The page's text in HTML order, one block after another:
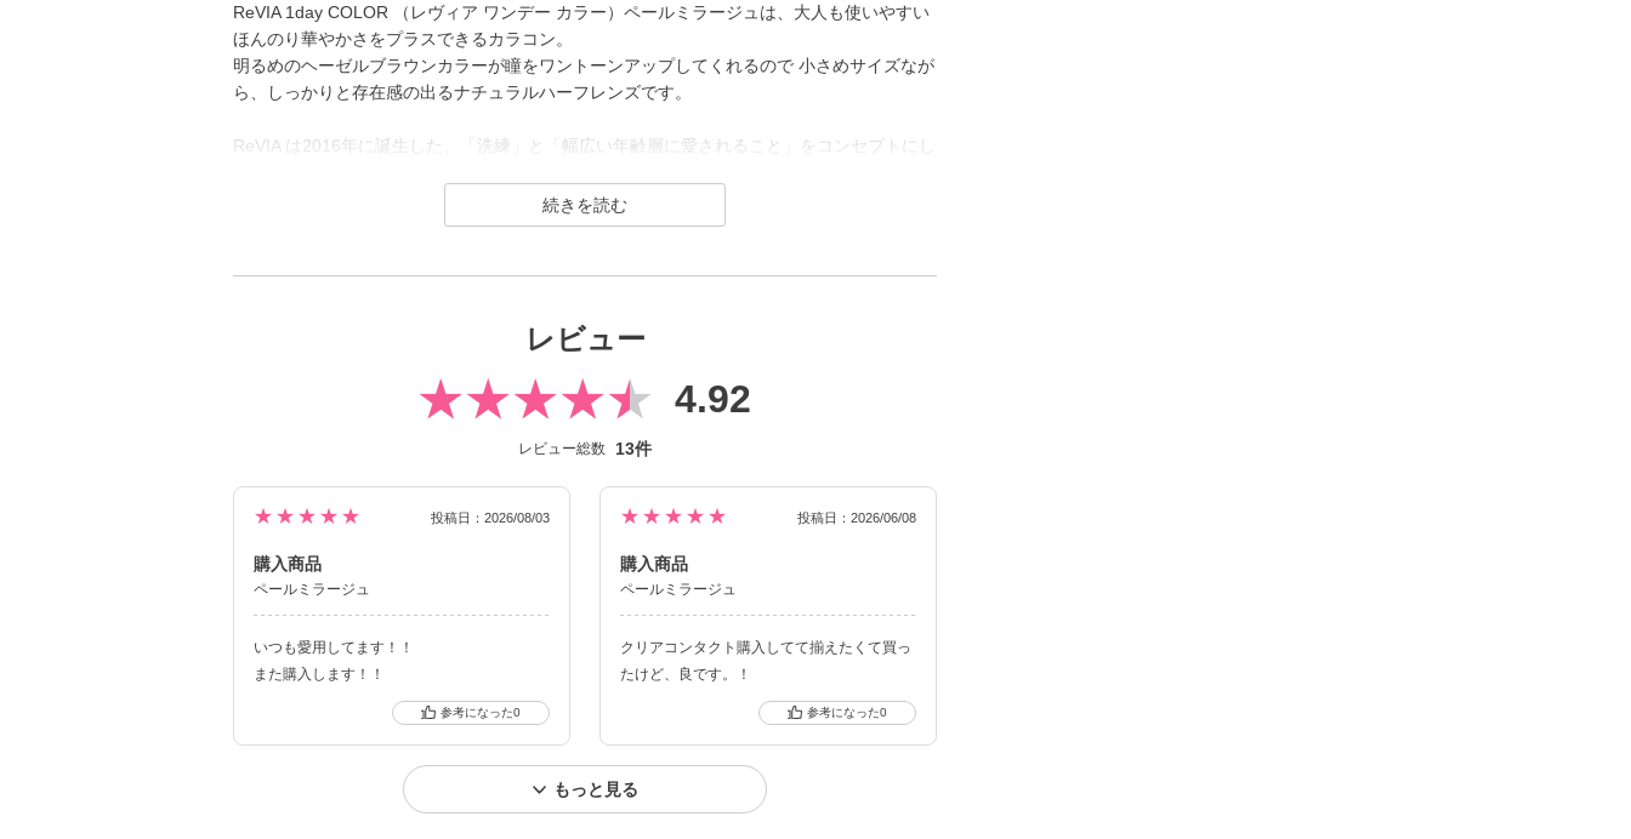
ReVIA 1day COLOR （レヴィア ワンデー カラー）ペールミラージュは、大人も使いやすい
ほんのり華やかさをプラスできるカラコン。
明るめのヘーゼルブラウンカラーが瞳をワントーンアップしてくれるので 小さめサイズなが
ら、しっかりと存在感の出るナチュラルハーフレンズです。
ReVIA は2016年に誕生した、「洗練」と「幅広い年齢層に愛されること」をコンセプトにし
1day（ワンデー）／1month（ワンマンス）／CLEAR（クリア）／Blue Light Barrier（ブル
でもカラーコンタクトレンズには、“大人美的サイズ”の、大きすぎず小さすぎない絶妙なレ
ON（キム・チェウォン）さんが就任し、イメージを一新しました。
新シリーズとして、CLEAR 2week（クリアツーウィーク）／CLEAR TORIC（クリアトーリ
ック）も誕生し、さらに充実したラインナップに。
ンズ、クリアコンタクトレンズまで、 豊富なバリエーションで多くの方々の瞳に寄り添い続
けています。
レビュー
4.92
レビュー総数 13件
★★★★★ 投稿日：2026/08/03
購入商品
ペールミラージュ
いつも愛用してます！！
また購入します！！
0
★★★★★ 投稿日：2026/06/08
購入商品
ペールミラージュ
クリアコンタクト購入してて揃えたくて買っ
たけど、良です。！
0
もっと見る